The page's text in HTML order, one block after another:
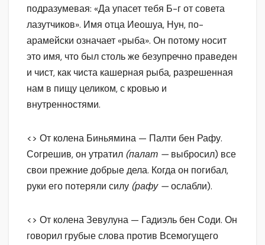
подразумевая: «Да упасет тебя Б-г от совета
лазутчиков». Имя отца Иеошуа, Нун, по-
арамейски означает «рыба». Он потому носит
это имя, что был столь же безупречно праведен
и чист, как чиста кашерная рыба, разрешенная
нам в пищу целиком, с кровью и
внутренностями.
<> От колена Биньямина — Палти бен Рафу.
Согрешив, он утратил (палат — выбросил) все
свои прежние добрые дела. Когда он погибал,
руки его потеряли силу (рафу —ослабли).
<> От колена Зевулуна — Гадиэль бен Соди. Он
говорил грубые слова против Всемогущего